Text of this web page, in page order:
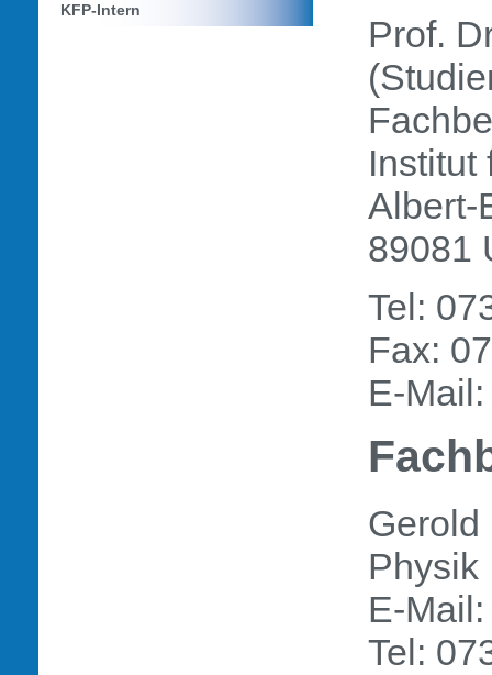
KFP-Intern
Prof.
Institut
Albert-
89081
Tel:
Fax:
E-
Gerold
Physik
E-
Tel: